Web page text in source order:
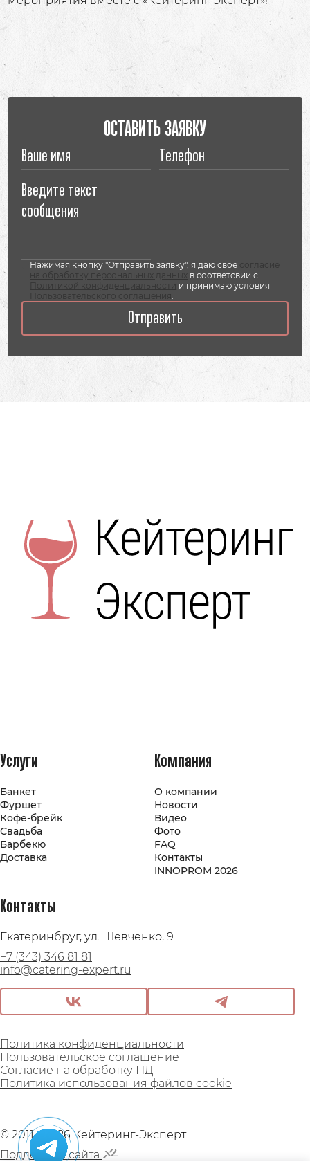
ОСТАВИТЬ ЗАЯВКУ
Нажимая кнопку "Отправить заявку", я даю свое
согласие
на обработку персональных данных
в соответсвии с
Политикой конфиденциальности и принимаю условия
Пользовательского соглашения.
Отправить
Услуги
Банкет
Фуршет
Кофе-брейк
Свадьба
Барбекю
Доставка
Компания
О компании
Новости
Видео
Фото
FAQ
Контакты
INNOPROM 2026
Контакты
Екатеринбруг, ул. Шевченко, 9
+7 (343) 346 81 81
info@catering-expert.ru
Политика конфиденциальности
Пользовательское соглашение
Согласие на обработку ПД
Политика использования файлов cookie
© 2011 - 2026 Кейтеринг-Эксперт
Поддержка сайта